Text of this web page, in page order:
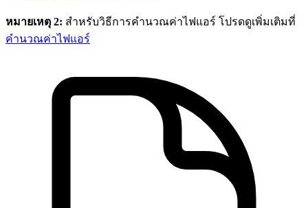
หมายเหตุ 2: สำหรับวิธีการคำนวณค่าไฟแอร์ โปรดดูเพิ่มเติมที่
คำนวณค่าไฟแอร์